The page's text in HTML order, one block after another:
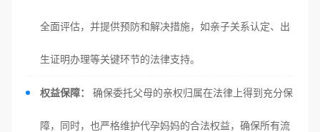
全面评估，并提供预防和解决措施，如亲子关系认定、出
生证明办理等关键环节的法律支持。
权益保障： 确保委托父母的亲权归属在法律上得到充分保
障，同时，也严格维护代孕妈妈的合法权益，确保所有流